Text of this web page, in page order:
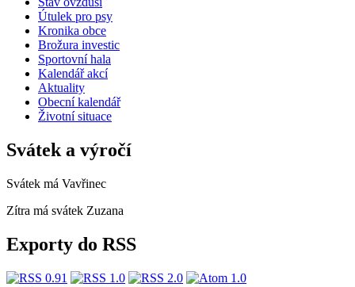
Útulek pro psy
Kronika obce
Brožura investic
Sportovní hala
Kalendář akcí
Aktuality
Obecní kalendář
Životní situace
Svátek a výročí
Svátek má Vavřinec
Zítra má svátek Zuzana
Exporty do RSS